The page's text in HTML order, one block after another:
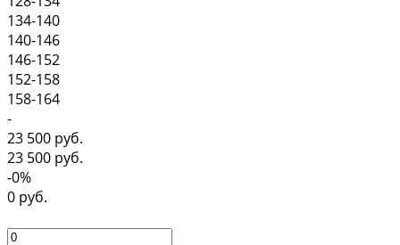
134-140
140-146
146-152
152-158
158-164
-
23 500 руб.
23 500 руб.
-0%
0 руб.